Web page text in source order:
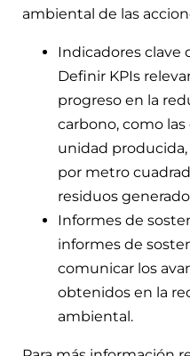
ambiental de las
Indicadores clave
Definir KPIs
progreso en la
carbono, como
unidad
por metro
residuos
Informes de
informes de
comunicar los
obtenidos en la
ambiental.